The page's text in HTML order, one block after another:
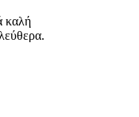
καλή